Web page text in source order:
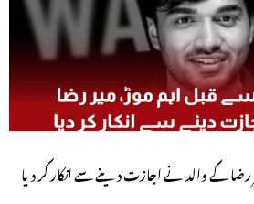
رضا کے والد نے اجازت دینے سے انکار کر دیا